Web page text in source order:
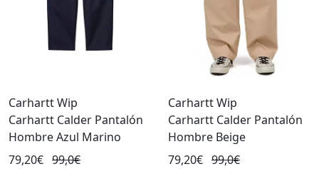
Carhartt Wip
Carhartt Calder Pantalón
Hombre Azul Marino
79,20€ 99,0€
Carhartt Wip
Carhartt Calder Pantalón
Hombre Beige
79,20€ 99,0€